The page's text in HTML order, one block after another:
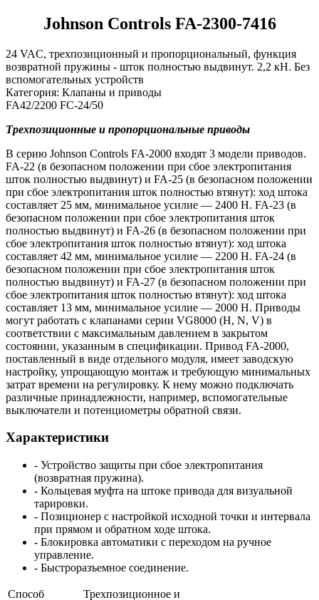
Johnson Controls FA-2300-7416
24 VAC, трехпозиционный и пропорциональный, функция
возвратной пружины - шток полностью выдвинут. 2,2 кН. Без
вспомогательных устройств
Категория: Клапаны и приводы
FA42/2200 FC-24/50
Трехпозиционные и пропорциональные приводы
В серию Johnson Controls FA-2000 входят 3 модели приводов.
FA-22 (в безопасном положении при сбое электропитания
шток полностью выдвинут) и FA-25 (в безопасном положении
при сбое электропитания шток полностью втянут): ход штока
составляет 25 мм, минимальное усилие — 2400 Н. FA-23 (в
безопасном положении при сбое электропитания шток
полностью выдвинут) и FA-26 (в безопасном положении при
сбое электропитания шток полностью втянут): ход штока
составляет 42 мм, минимальное усилие — 2200 Н. FA-24 (в
безопасном положении при сбое электропитания шток
полностью выдвинут) и FA-27 (в безопасном положении при
сбое электропитания шток полностью втянут): ход штока
составляет 13 мм, минимальное усилие — 2000 Н. Приводы
могут работать с клапанами серии VG8000 (H, N, V) в
соответствии с максимальным давлением в закрытом
состоянии, указанным в спецификации. Привод FA-2000,
поставленный в виде отдельного модуля, имеет заводскую
настройку, упрощающую монтаж и требующую минимальных
затрат времени на регулировку. К нему можно подключать
различные принадлежности, например, вспомогательные
выключатели и потенциометры обратной связи.
Характеристики
- Устройство защиты при сбое электропитания
(возвратная пружина).
- Кольцевая муфта на штоке привода для визуальной
тарировки.
- Позиционер с настройкой исходной точки и интервала
при прямом и обратном ходе штока.
- Блокировка автоматики с переходом на ручное
управление.
- Быстроразъемное соединение.
Способ Трехпозиционное и